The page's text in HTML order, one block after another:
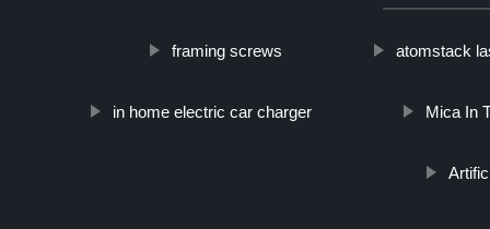
framing screws atomstack
in home electric car charger Mica In